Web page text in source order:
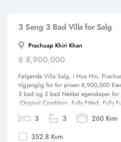
3 Seng 3 Bad Villa for Salg
Prachuap Khiri Khan
฿ 8,900,000
Følgende Villa Salg, i Hua Hin,
tilgjenglig for for prisen 8,900,000
3 bad og 3 bad Nøkkel egenskaper for
:Original Condition, Fully Fitted, Fully
3 3
260 Kvm
352.8 Kvm